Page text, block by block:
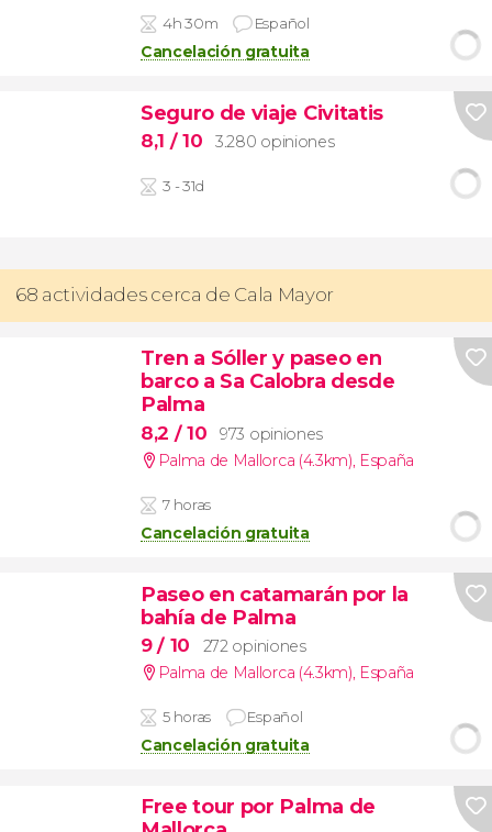
4h 30m Español
Cancelación gratuita
Seguro de viaje Civitatis
8,1 / 10 3.280 opiniones
3 - 31d
68 actividades cerca de Cala Mayor
Tren a Sóller y paseo en
barco a Sa Calobra desde
Palma
8,2 / 10
973 opiniones
Palma de Mallorca (4.3km), España
7 horas
Cancelación gratuita
Paseo en catamarán por la
bahía de Palma
9/ 10
272 opiniones
Palma de Mallorca (4.3km), España
5 horas Español
Cancelación gratuita
Free tour por Palma de